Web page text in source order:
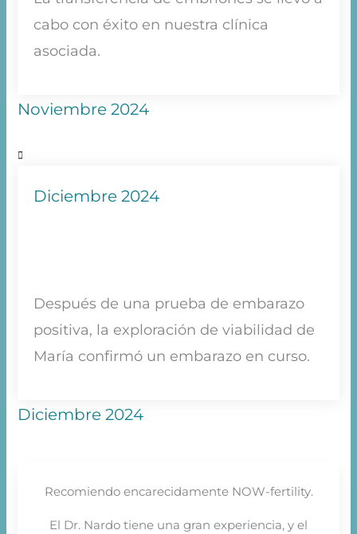
cabo con éxito en nuestra clínica
asociada.
Noviembre 2024
Diciembre 2024
Después de una prueba de embarazo
positiva, la exploración de viabilidad de
María confirmó un embarazo en curso.
Diciembre 2024
Recomiendo encarecidamente NOW-fertility.
El Dr. Nardo tiene una gran experiencia, y el